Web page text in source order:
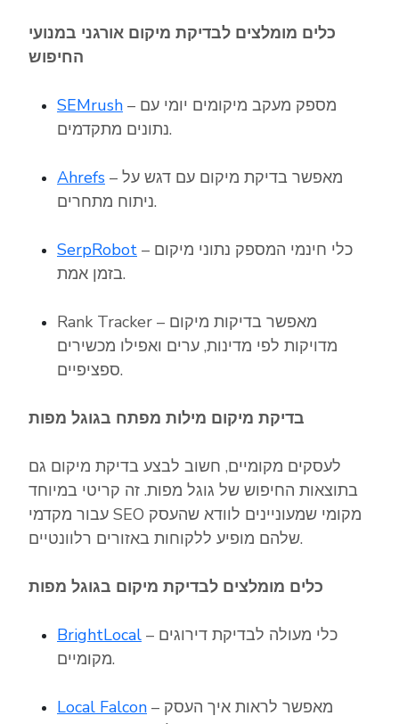
כלים מומלצים לבדיקת מיקום אורגני במנועי
החיפוש
SEMrush – מספק מעקב מיקומים יומי עם
נתונים מתקדמים.
Ahrefs – מאפשר בדיקת מיקום עם דגש על
ניתוח מתחרים.
SerpRobot – כלי חינמי המספק נתוני מיקום
בזמן אמת.
Rank Tracker – מאפשר בדיקות מיקום
מדויקות לפי מדינות, ערים ואפילו מכשירים
ספציפיים.
בדיקת מיקום מילות מפתח בגוגל מפות
לעסקים מקומיים, חשוב לבצע בדיקת מיקום גם
בתוצאות החיפוש של גוגל מפות. זה קריטי במיוחד
עבור מקדמי SEO מקומי שמעוניינים לוודא שהעסק
שלהם מופיע ללקוחות באזורים רלוונטיים.
כלים מומלצים לבדיקת מיקום בגוגל מפות
BrightLocal – כלי מעולה לבדיקת דירוגים
מקומיים.
Local Falcon – מאפשר לראות איך העסק